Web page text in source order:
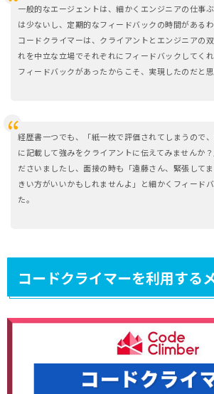
一般的なエージェントは、細かくエンジニアの仕事
は少ないし、定期的なフィードバックの時間がある
コードクライマーは、クライアントとエンジニアの
れを中立な立場でそれぞれにフィードバックしてく
フィードバックがあったからこそ、実現したのだと思
経歴書一つでも、「紙一枚で評価されてしまうので
に記載して強みをクライアントに伝えてみませんか
ださいましたし、面接の時も「遠藤さん、緊張して
きい方がいいかもしれませんよ」と細かくフィード
た。
コードクライマーを利用する